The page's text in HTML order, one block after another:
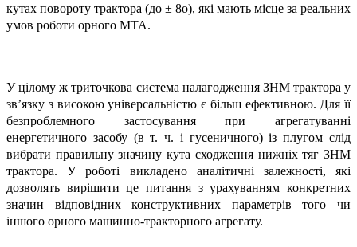
кутах повороту трактора (до ± 8о), які мають місце за реальних
умов роботи орного МТА.
У цілому ж триточкова система налагодження ЗНМ трактора у
зв’язку з високою універсальністю є більш ефективною. Для її
безпроблемного застосування при агрегатуванні
енергетичного засобу (в т. ч. і гусеничного) із плугом слід
вибрати правильну значину кута сходження нижніх тяг ЗНМ
трактора. У роботі викладено аналітичні залежності, які
дозволять вирішити це питання з урахуванням конкретних
значин відповідних конструктивних параметрів того чи
іншого орного машинно-тракторного агрегату.